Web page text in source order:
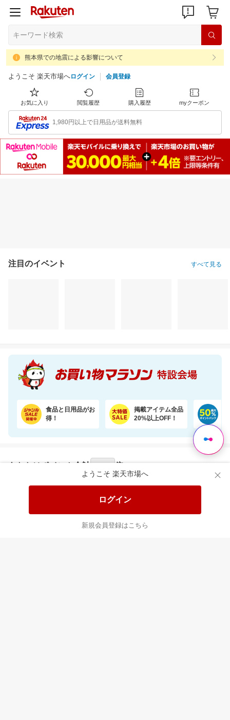
熊本県での地震による影響について
ようこそ 楽天市場へログイン 会員登録
お気に入り 閲覧履歴 購入履歴 myクーポン
1,980円以上で日用品が送料無料
ようこそ 楽天市場へ
ログイン
新規会員登録はこちら
注目のイベント すべて見る
食品と日用品がお
得！
掲載アイテム全品
20%以上OFF！
あなたはポイント 合計 倍